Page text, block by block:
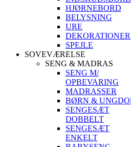
HJØRNEBORD
BELYSNING
URE
DEKORATIONER
SPEJLE
SOVEVÆRELSE
SENG & MADRAS
SENG M/
OPBEVARING
MADRASSER
BØRN &
SENGESÆT
DOBBELT
SENGESÆT
ENKELT